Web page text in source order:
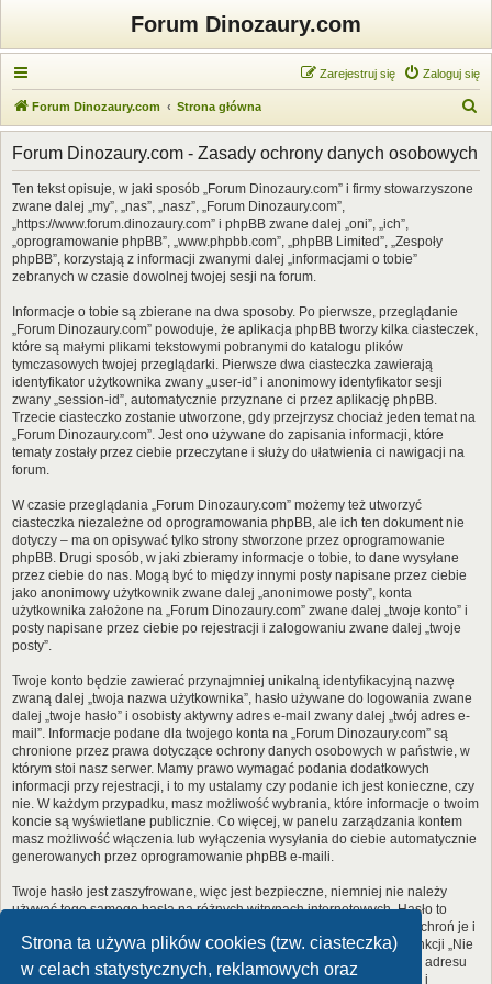
Strona ta używa plików cookies (tzw. ciasteczka)
w celach statystycznych, reklamowych oraz
Forum Dinozaury.com
Zaloguj się
Zarejestruj się
Forum Dinozaury.com Strona główna
z
Forum Dinozaury.com - Zasady ochrony danych osobowych
Ten tekst opisuje, w jaki sposób „Forum Dinozaury.com” i firmy stowarzyszone
zwane dalej „my”, „nas”, „nasz”, „Forum Dinozaury.com”,
„https://www.forum.dinozaury.com” i phpBB zwane dalej „oni”, „ich”,
„oprogramowanie phpBB”, „www.phpbb.com”, „phpBB Limited”, „Zespoły
phpBB”, korzystają z informacji zwanymi dalej „informacjami o tobie”
zebranych w czasie dowolnej twojej sesji na forum.
Informacje o tobie są zbierane na dwa sposoby. Po pierwsze, przeglądanie
„Forum Dinozaury.com” powoduje, że aplikacja phpBB tworzy kilka ciasteczek,
które są małymi plikami tekstowymi pobranymi do katalogu plików
tymczasowych twojej przeglądarki. Pierwsze dwa ciasteczka zawierają
identyfikator użytkownika zwany „user-id” i anonimowy identyfikator sesji
zwany „session-id”, automatycznie przyznane ci przez aplikację phpBB.
Trzecie ciasteczko zostanie utworzone, gdy przejrzysz chociaż jeden temat na
„Forum Dinozaury.com”. Jest ono używane do zapisania informacji, które
tematy zostały przez ciebie przeczytane i służy do ułatwienia ci nawigacji na
forum.
W czasie przeglądania „Forum Dinozaury.com” możemy też utworzyć
ciasteczka niezależne od oprogramowania phpBB, ale ich ten dokument nie
dotyczy – ma on opisywać tylko strony stworzone przez oprogramowanie
phpBB. Drugi sposób, w jaki zbieramy informacje o tobie, to dane wysyłane
przez ciebie do nas. Mogą być to między innymi posty napisane przez ciebie
jako anonimowy użytkownik zwane dalej „anonimowe posty”, konta
użytkownika założone na „Forum Dinozaury.com” zwane dalej „twoje konto” i
posty napisane przez ciebie po rejestracji i zalogowaniu zwane dalej „twoje
posty”.
Twoje konto będzie zawierać przynajmniej unikalną identyfikacyjną nazwę
zwaną dalej „twoja nazwa użytkownika”, hasło używane do logowania zwane
dalej „twoje hasło” i osobisty aktywny adres e-mail zwany dalej „twój adres e-
mail”. Informacje podane dla twojego konta na „Forum Dinozaury.com” są
chronione przez prawa dotyczące ochrony danych osobowych w państwie, w
którym stoi nasz serwer. Mamy prawo wymagać podania dodatkowych
informacji przy rejestracji, i to my ustalamy czy podanie ich jest konieczne, czy
nie. W każdym przypadku, masz możliwość wybrania, które informacje o twoim
koncie są wyświetlane publicznie. Co więcej, w panelu zarządzania kontem
masz możliwość włączenia lub wyłączenia wysyłania do ciebie automatycznie
generowanych przez oprogramowanie phpBB e-maili.
Twoje hasło jest zaszyfrowane, więc jest bezpieczne, niemniej nie należy
używać tego samego hasła na różnych witrynach internetowych. Hasło to
umożliwia dostęp do twojego konta na „Forum Dinozaury.com”, więc chroń je i
w żadnym wypadku nie podawajnikomu. Jeśli je zapomnisz, użyj funkcji „Nie
pamiętam hasła”. Witryna poprosi cię o podanie nazwy użytkownika i adresu
e-mail. Po podaniu tych danych zostanie wygenerowane nowe hasło i